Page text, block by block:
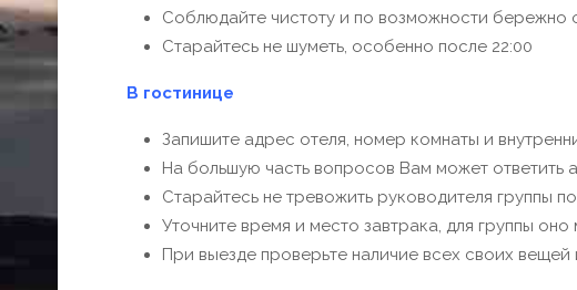
Соблюдайте чистоту и по возможности бережно
Старайтесь не шуметь, особенно после 22:00
В гостинице
Запишите адрес отеля, номер комнаты и
На большую часть вопросов Вам может ответить
Старайтесь не тревожить руководителя группы
Уточните время и место завтрака, для группы
При выезде проверьте наличие всех своих вещей